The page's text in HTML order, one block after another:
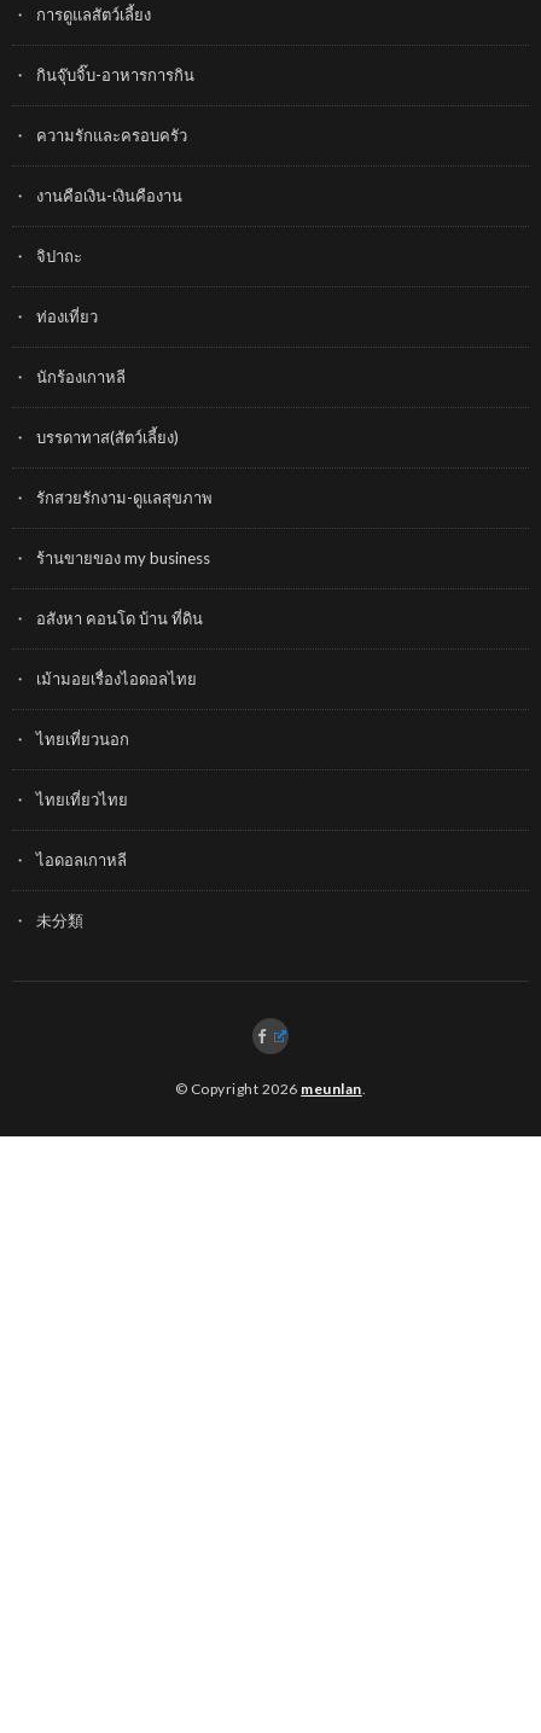
การดูแลสัตว์เลี้ยง
กินจุ๊บจิ๊บ-อาหารการกิน
ความรักและครอบครัว
งานคือเงิน-เงินคืองาน
จิปาถะ
ท่องเที่ยว
นักร้องเกาหลี
บรรดาทาส(สัตว์เลี้ยง)
รักสวยรักงาม-ดูแลสุขภาพ
ร้านขายของ my business
อสังหา คอนโด บ้าน ที่ดิน
เม้ามอยเรื่องไอดอลไทย
ไทยเที่ยวนอก
ไทยเที่ยวไทย
ไอดอลเกาหลี
未分類
© Copyright 2026 meunlan